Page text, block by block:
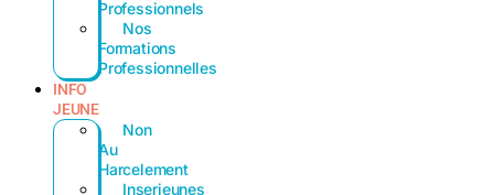
Professionnels
Nos
Formations
Professionnelles
INFO
JEUNE
Non
Au
Harcelement
Inserjeunes